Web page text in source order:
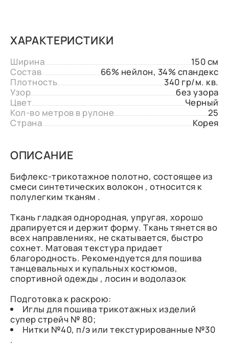
ХАРАКТЕРИСТИКИ
Ширина
150 см
Состав
66% нейлон, 34% спандекс
Плотность
340 гр/м. кв.
Узор
без узора
Цвет
Черный
Кол-во метров в рулоне
25
Страна
Корея
ОПИСАНИЕ
Бифлекс-трикотажное полотно, состоящее из
смеси синтетических волокон , относится к
полулегким тканям .
Ткань гладкая однородная, упругая, хорошо
драпируется и держит форму. Ткань тянется во
всех направлениях, не скатывается, быстро
сохнет. Матовая текстура придает
благородность. Рекомендуется для пошива
танцевальных и купальных костюмов,
спортивной одежды , лосин и водолазок
Подготовка к раскрою:
Иглы для пошива трикотажных изделий
супер стрейч № 80;
Нитки №40, п/э или текстурированные №30
.